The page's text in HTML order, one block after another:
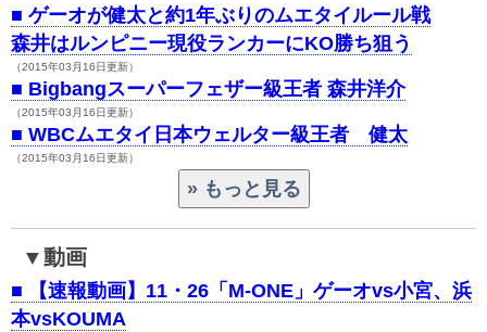
■ ゲーオが健太と約1年ぶりのムエタイルール戦
森井はルンピニー現役ランカーにKO勝ち狙う
（2015年03月16日更新）
■ Bigbangスーパーフェザー級王者 森井洋介
（2015年03月16日更新）
■ WBCムエタイ日本ウェルター級王者 健太
（2015年03月16日更新）
動画
■
【速報動画】11・26「M-ONE」ゲーオvs小宮、浜
本vsKOUMA